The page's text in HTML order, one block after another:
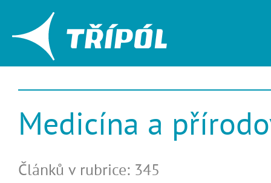
Medicína a
Článků v rubrice: 345